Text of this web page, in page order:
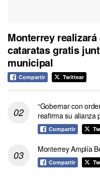
Monterrey
cataratas gratis
municipal
Compartir Twittear
“Gobernar con
reafirma su alianza
Compartir
Monterrey Amplía
Compartir